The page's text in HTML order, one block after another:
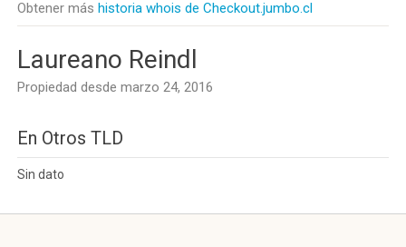
Obtener más historia whois de Checkout.jumbo.cl
Laureano Reindl
Propiedad desde marzo 24, 2016
En Otros TLD
Sin dato